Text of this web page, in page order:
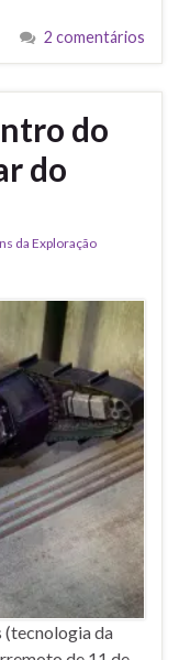
2 comentários
do
do
da Exploração
(tecnologia da